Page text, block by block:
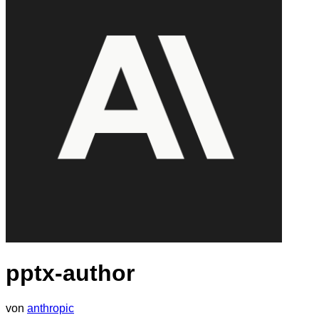
pptx-author
von anthropic